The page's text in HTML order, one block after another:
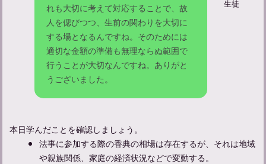
れも大切に考えて対応することで、故
人を偲びつつ、生前の関わりを大切に
する場となるんですね。そのためには
適切な金額の準備も無理ならぬ範囲で
行うことが大切なんですね。ありがと
うございました。
生徒
本日学んだことを確認しましょう。
法事に参加する際の香典の相場は存在するが、それは地域
や親族関係、家庭の経済状況などで変動する。